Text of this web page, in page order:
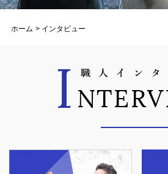
ホーム インタビュー